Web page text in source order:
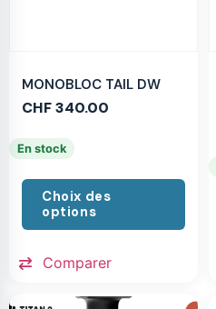
MONOBLOC TAIL DW
CHF340.00
En stock
Choix des
options
Comparer